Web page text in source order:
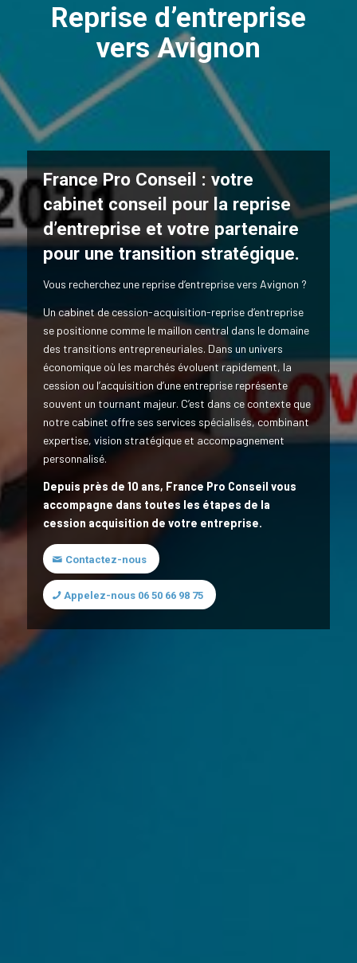
Reprise d’entreprise
vers Avignon
France Pro Conseil : votre
cabinet conseil pour la reprise
d’entreprise et votre partenaire
pour une transition stratégique.
Vous recherchez une reprise d’entreprise vers Avignon ?
Un cabinet de cession-acquisition-reprise d’entreprise
se positionne comme le maillon central dans le domaine
des transitions entrepreneuriales. Dans un univers
économique où les marchés évoluent rapidement, la
cession ou l’acquisition d’une entreprise représente
souvent un tournant majeur. C’est dans ce contexte que
notre cabinet offre ses services spécialisés, combinant
expertise, vision stratégique et accompagnement
personnalisé.
Depuis près de 10 ans, France Pro Conseil vous
accompagne dans toutes les étapes de la
cession acquisition de votre entreprise.
Contactez-nous
Appelez-nous 06 50 66 98 75